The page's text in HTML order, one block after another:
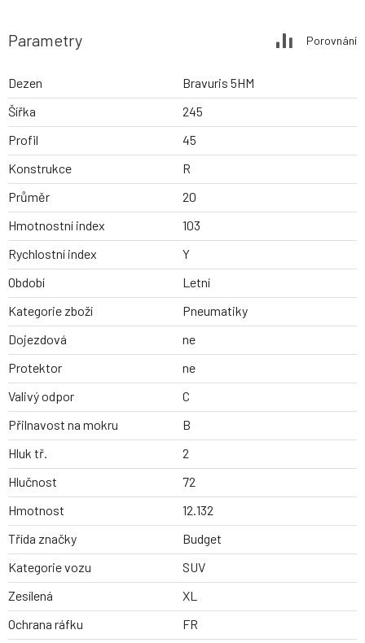
Parametry Porovnání
Dezen
Bravuris 5HM
Šířka
245
Profil
45
Konstrukce
R
Průměr
20
Hmotnostní index
103
Rychlostní index
Y
Období
Letní
Kategorie zboží
Pneumatiky
Dojezdová
ne
Protektor
ne
Valivý odpor
C
Přilnavost na mokru
B
Hluk tř.
2
Hlučnost
72
Hmotnost
12.132
Třída značky
Budget
Kategorie vozu
SUV
Zesílená
XL
Ochrana ráfku
FR